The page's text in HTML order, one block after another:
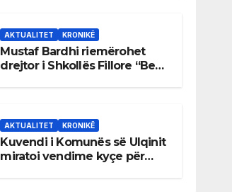
AKTUALITET KRONIKË
Mustaf Bardhi riemërohet
drejtor i Shkollës Fillore “Bedri
AKTUALITET KRONIKË
Kuvendi i Komunës së Ulqinit
miratoi vendime kyçe për